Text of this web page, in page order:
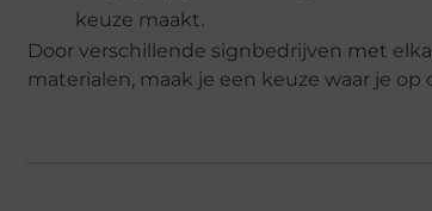
keuze maakt.
Door verschillende signbedrijven met
materialen, maak je een keuze waar je